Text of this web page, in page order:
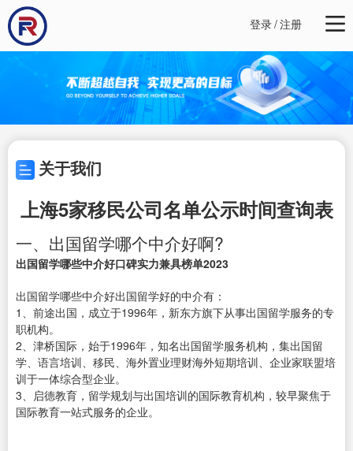
登录/注册
关于我们
上海5家移民公司名单公示时间查询表
一、出国留学哪个中介好啊?
出国留学哪些中介好口碑实力兼具榜单2023
出国留学哪些中介好出国留学好的中介有：
1、前途出国，成立于1996年，新东方旗下从事出国留学服务的专
职机构。
2、津桥国际，始于1996年，知名出国留学服务机构，集出国留
学、语言培训、移民、海外置业理财海外短期培训、企业家联盟培
训于一体综合型企业。
3、启德教育，留学规划与出国培训的国际教育机构，较早聚焦于
国际教育一站式服务的企业。